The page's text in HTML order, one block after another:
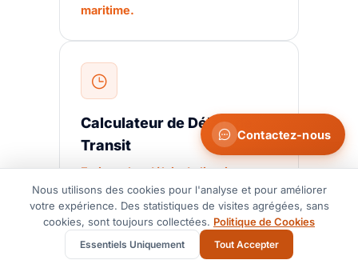
maritime.
Calculateur de Délais de
Transit
Estimez les délais de livraison
porte-à-porte pour tout itinéraire.
Comparez maritime, aérien et
express avec des chronologies
détaillées.
Contactez-nous
Nous utilisons des cookies pour l'analyse et pour améliorer
votre expérience. Des statistiques de visites agrégées, sans
cookies, sont toujours collectées. Politique de Cookies
Essentiels Uniquement Tout Accepter